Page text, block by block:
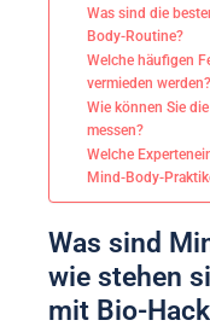
Was sind die
Body-Routine?
Welche häufigen
vermieden werden?
Wie können Sie
messen?
Welche
Mind-Body-
Was sind
wie stehen
mit Bio-